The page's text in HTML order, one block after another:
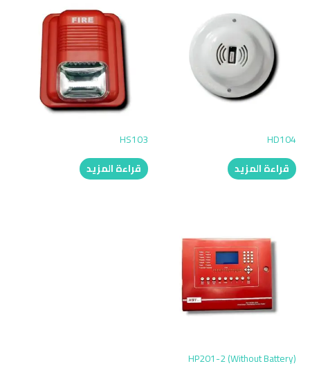
HD104
قراءة المزيد
HS103
قراءة المزيد
HP201-2 (Without Battery)